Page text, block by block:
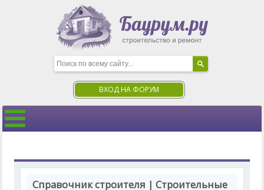
ВХОД НА ФОРУМ
Справочник строителя | Строительные